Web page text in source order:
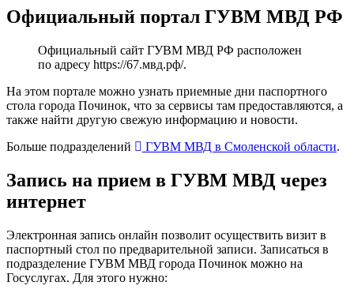
Официальный портал ГУВМ МВД РФ
Официальный сайт ГУВМ МВД РФ расположен
по адресу https://67.мвд.рф/.
На этом портале можно узнать приемные дни паспортного
стола города Починок, что за сервисы там предоставляются, а
также найти другую свежую информацию и новости.
Больше подразделений
ГУВМ МВД в Смоленской области.
Запись на прием в ГУВМ МВД через
интернет
Электронная запись онлайн позволит осуществить визит в
паспортный стол по предварительной записи. Записаться в
подразделение ГУВМ МВД города Починок можно на
Госуслугах. Для этого нужно: